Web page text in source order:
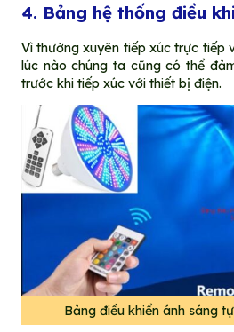
4. Bảng hệ thống điều
Vì thường xuyên tiếp xúc trực tiếp
lúc nào chúng ta cũng có thể
trước khi tiếp xúc với thiết bị điện.
Bảng điều khiển ánh sáng